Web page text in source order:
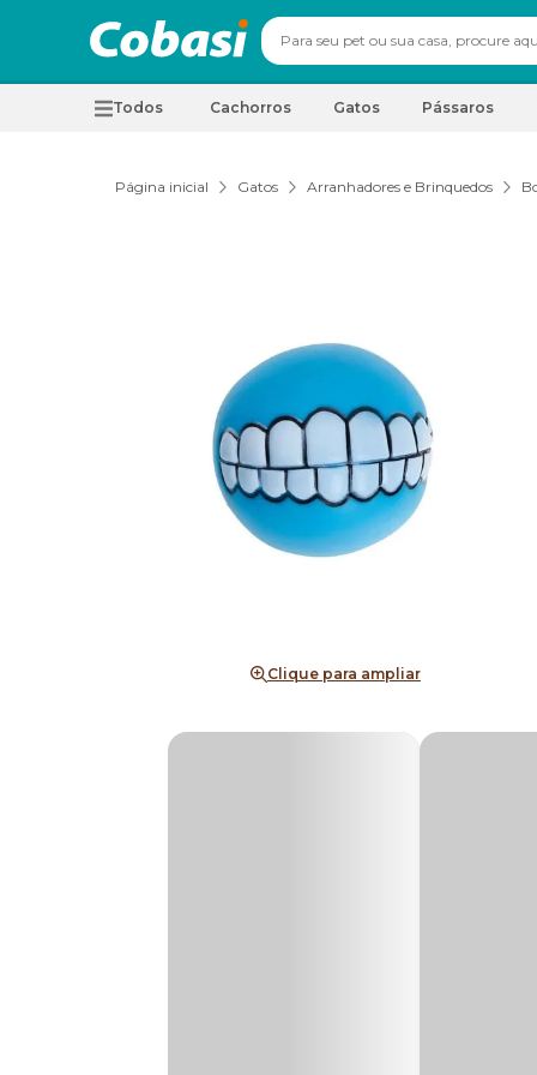
Todos Cachorros Gatos Pássaros
Página inicial Gatos Arranhadores e Brinquedos
Clique para ampliar